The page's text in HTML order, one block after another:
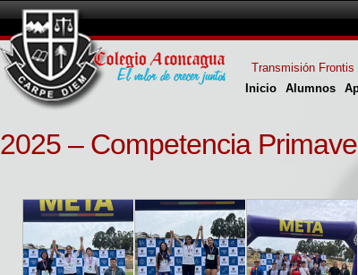
Inicio Alumnos
Transmisión Frontis
2025 – Competencia